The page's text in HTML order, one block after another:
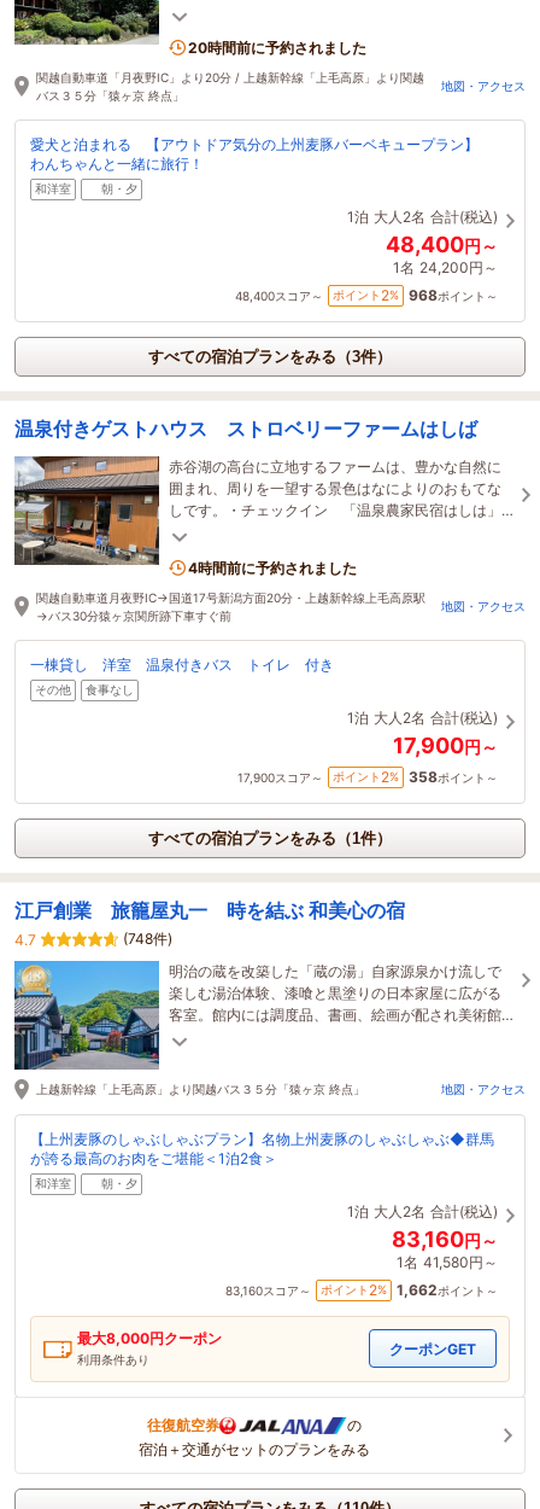
上州の豚肉と一緒にご堪能ください。
20時間前に予約されました
関越自動車道「月夜野IC」より20分 / 上越新幹線「上毛高原」より関越
バス３５分「猿ヶ京 終点」
地図・アクセス
愛犬と泊まれる 【アウトドア気分の上州麦豚バーベキュープラン】
わんちゃんと一緒に旅行！
和洋室 朝・夕
1泊 大人2名 合計(税込)
48,400円～
1名 24,200円～
48,400スコア～ ポイント 2% 968ポイント～
すべての宿泊プランをみる（3件）
温泉付きゲストハウス ストロベリーファームはしば
赤谷湖の高台に立地するファームは、豊かな自然に
囲まれ、周りを一望する景色はなによりのおもてな
しです。・チェックイン 「温泉農家民宿はしは」
住所 猿ヶ京温泉１０９３にてお願いいたします。
4時間前に予約されました
関越自動車道月夜野IC→国道17号新潟方面20分・上越新幹線上毛高原駅
→バス30分猿ヶ京関所跡下車すぐ前
地図・アクセス
一棟貸し 洋室 温泉付きバス トイレ 付き
その他 食事なし
1泊 大人2名 合計(税込)
17,900円～
17,900スコア～ ポイント 2% 358ポイント～
すべての宿泊プランをみる（1件）
江戸創業 旅籠屋丸一 時を結ぶ 和美心の宿
4.7
(748件)
明治の蔵を改築した「蔵の湯」自家源泉かけ流しで
楽しむ湯治体験、漆喰と黒塗りの日本家屋に広がる
客室。館内には調度品、書画、絵画が配され美術館
の様。お食事は、地元・季節の食材を活かした創作
上越新幹線「上毛高原」より関越バス３５分「猿ヶ京 終点」 地図・アクセス
【上州麦豚のしゃぶしゃぶプラン】名物上州麦豚のしゃぶしゃぶ◆群馬
が誇る最高のお肉をご堪能＜1泊2食＞
和洋室 朝・夕
1泊 大人2名 合計(税込)
83,160円～
1名 41,580円～
83,160スコア～ ポイント 2% 1,662ポイント～
最大8,000円クーポン
利用条件あり
クーポンGET
往復航空券
の
宿泊＋交通がセットのプランをみる